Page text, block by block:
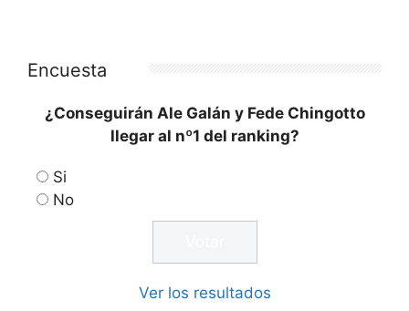
Encuesta
¿Conseguirán Ale Galán y Fede Chingotto
llegar al nº1 del ranking?
Si
No
Ver los resultados